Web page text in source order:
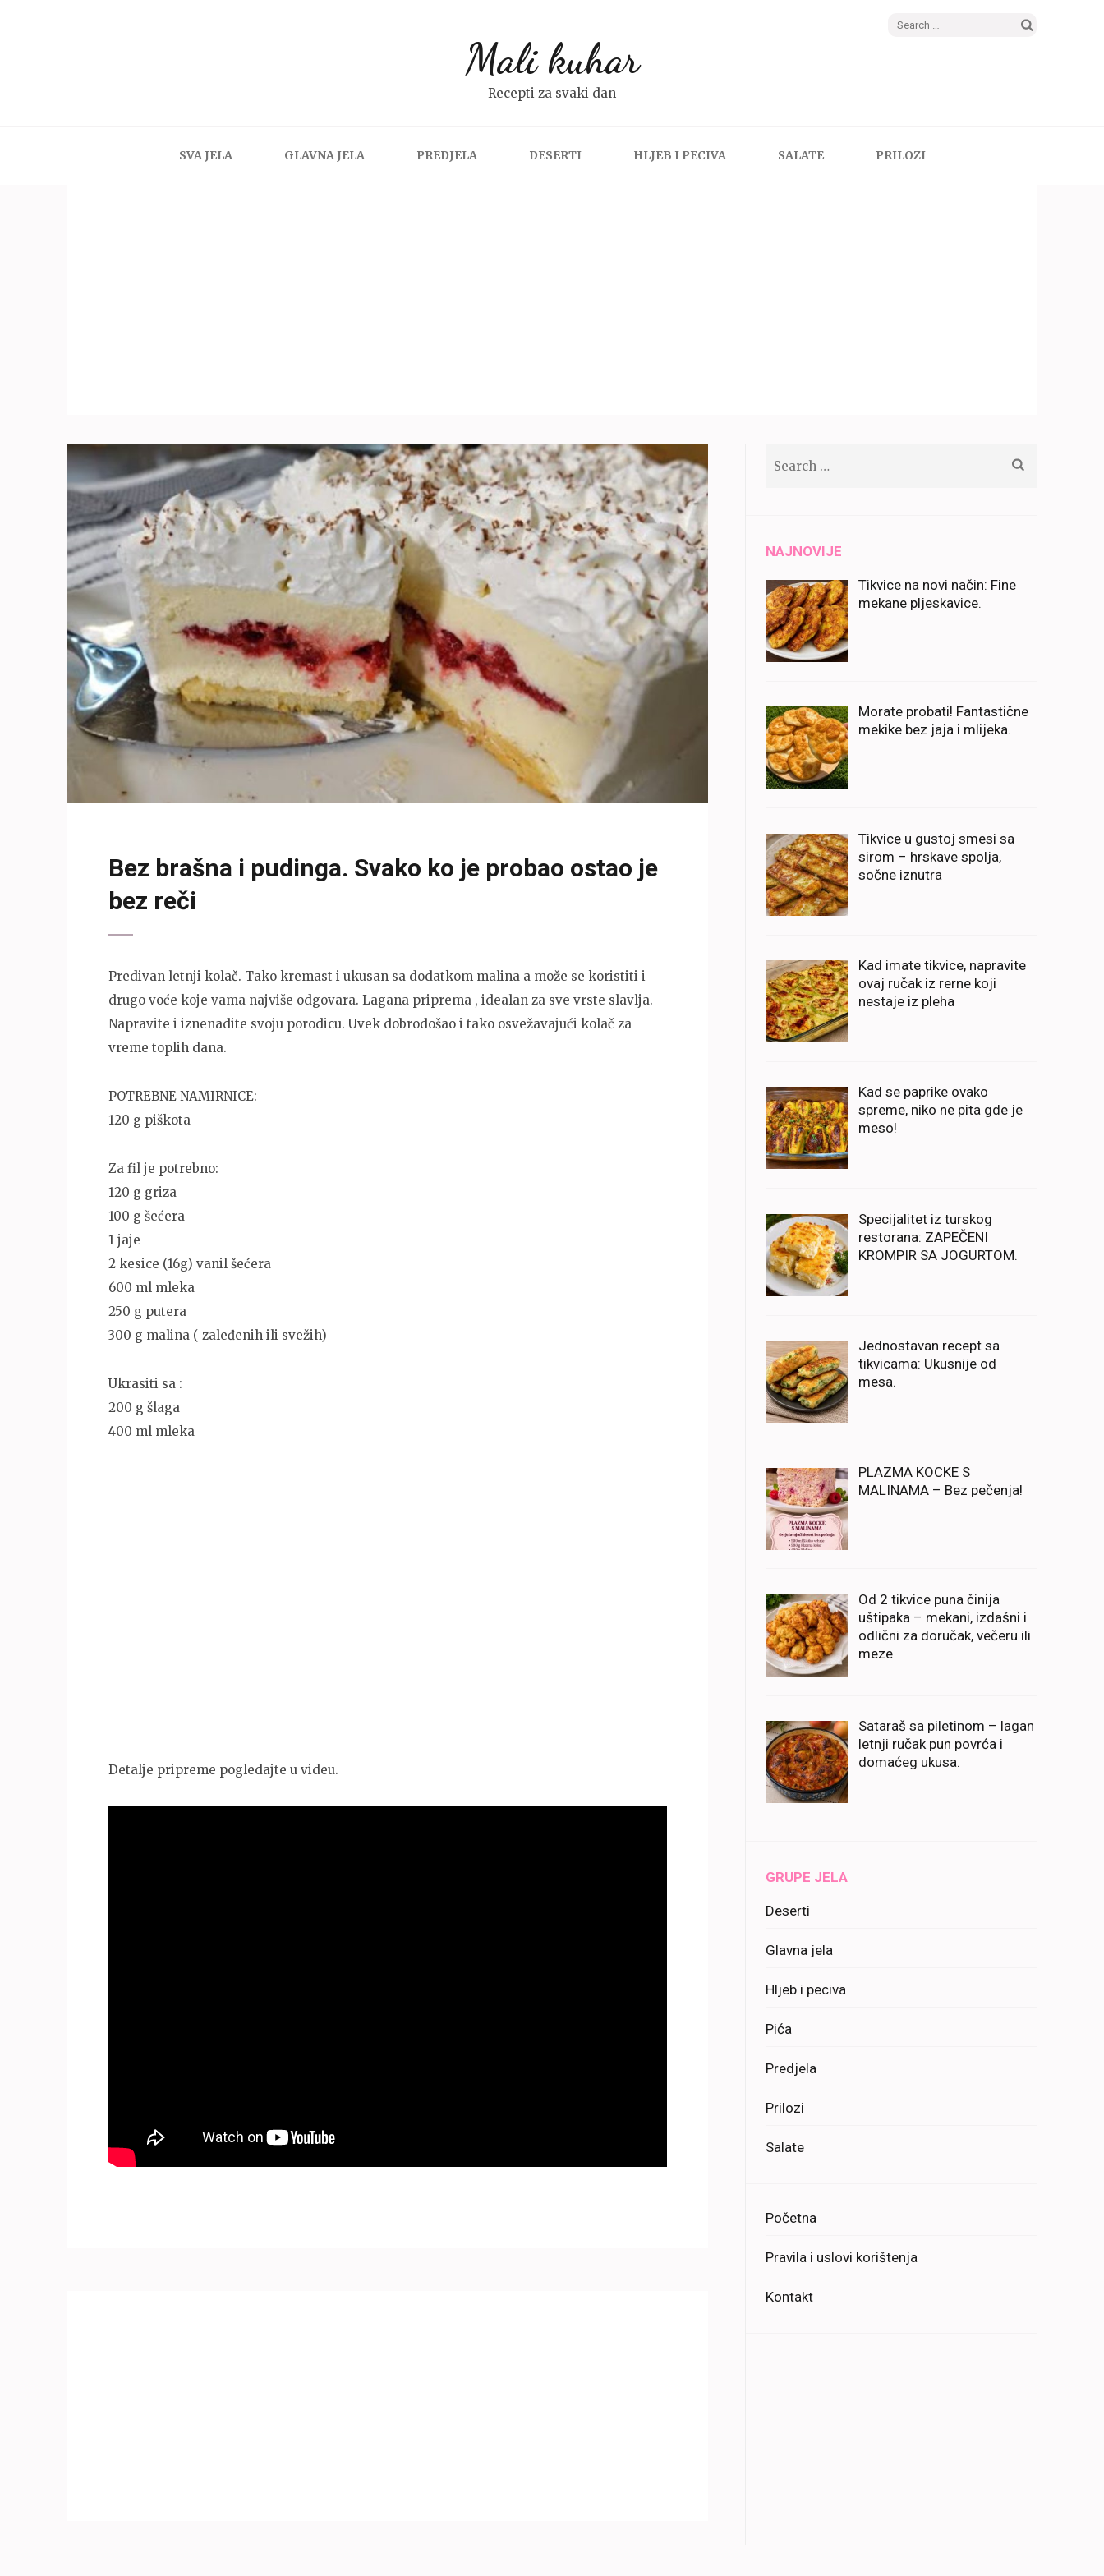
Search
Mali kuhar
Recepti za svaki dan
SVA JELA GLAVNA JELA PREDJELA DESERTI HLJEB I PECIVA SALATE PRILOZI
Bez brašna i pudinga. Svako ko je probao ostao je
bez reči
Predivan letnji kolač. Tako kremast i ukusan sa dodatkom malina a može se koristiti i
drugo voće koje vama najviše odgovara. Lagana priprema , idealan za sve vrste slavlja.
Napravite i iznenadite svoju porodicu. Uvek dobrodošao i tako osvežavajući kolač za
vreme toplih dana.
POTREBNE NAMIRNICE:
120 g piškota
Za fil je potrebno:
120 g griza
100 g šećera
1 jaje
2 kesice (16g) vanil šećera
600 ml mleka
250 g putera
300 g malina ( zaleđenih ili svežih)
Ukrasiti sa :
200 g šlaga
400 ml mleka
Detalje pripreme pogledajte u videu.
NAJNOVIJE
Tikvice na novi način: Fine
mekane pljeskavice.
Morate probati! Fantastične
mekike bez jaja i mlijeka.
Tikvice u gustoj smesi sa
sirom – hrskave spolja,
sočne iznutra
Kad imate tikvice, napravite
ovaj ručak iz rerne koji
nestaje iz pleha
Kad se paprike ovako
spreme, niko ne pita gde je
meso!
Specijalitet iz turskog
restorana: ZAPEČENI
KROMPIR SA JOGURTOM.
Jednostavan recept sa
tikvicama: Ukusnije od
mesa.
PLAZMA KOCKE S
MALINAMA – Bez pečenja!
Od 2 tikvice puna činija
uštipaka – mekani, izdašni i
odlični za doručak, večeru ili
meze
Sataraš sa piletinom – lagan
letnji ručak pun povrća i
domaćeg ukusa.
GRUPE JELA
Deserti
Glavna jela
Hljeb i peciva
Pića
Predjela
Prilozi
Salate
Početna
Pravila i uslovi korištenja
Kontakt